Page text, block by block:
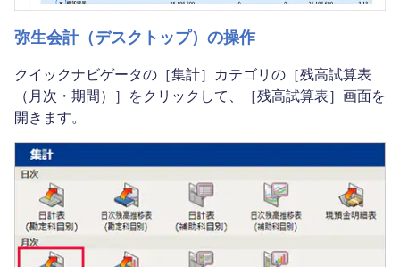
弥生会計（デスクトップ）の操作
クイックナビゲータの［集計］カテゴリの［残高試算表
（月次・期間）］をクリックして、［残高試算表］画面を
開きます。